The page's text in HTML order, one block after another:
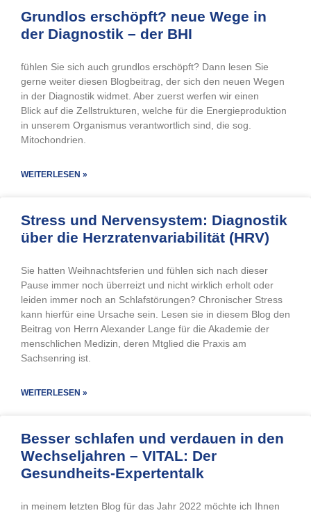
Grundlos erschöpft? neue Wege in
der Diagnostik – der BHI
fühlen Sie sich auch grundlos erschöpft? Dann lesen Sie
gerne weiter diesen Blogbeitrag, der sich den neuen Wegen
in der Diagnostik widmet. Aber zuerst werfen wir einen
Blick auf die Zellstrukturen, welche für die Energieproduktion
in unserem Organismus verantwortlich sind, die sog.
Mitochondrien.
WEITERLESEN »
Stress und Nervensystem: Diagnostik
über die Herzratenvariabilität (HRV)
Sie hatten Weihnachtsferien und fühlen sich nach dieser
Pause immer noch überreizt und nicht wirklich erholt oder
leiden immer noch an Schlafstörungen? Chronischer Stress
kann hierfür eine Ursache sein. Lesen sie in diesem Blog den
Beitrag von Herrn Alexander Lange für die Akademie der
menschlichen Medizin, deren Mtglied die Praxis am
Sachsenring ist.
WEITERLESEN »
Besser schlafen und verdauen in den
Wechseljahren – VITAL: Der
Gesundheits-Expertentalk
in meinem letzten Blog für das Jahr 2022 möchte ich Ihnen